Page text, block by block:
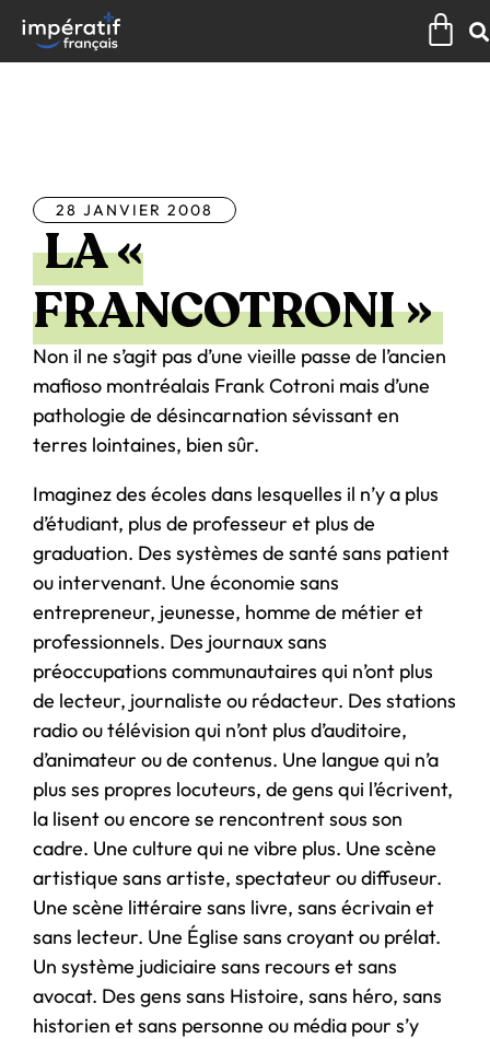
contenu
28 JANVIER 2008
LA «
FRANCOTRONI »
Non il ne s’agit pas d’une vieille passe de l’ancien
mafioso montréalais Frank Cotroni mais d’une
pathologie de désincarnation sévissant en
terres lointaines, bien sûr.
Imaginez des écoles dans lesquelles il n’y a plus
d’étudiant, plus de professeur et plus de
graduation. Des systèmes de santé sans patient
ou intervenant. Une économie sans
entrepreneur, jeunesse, homme de métier et
professionnels. Des journaux sans
préoccupations communautaires qui n’ont plus
de lecteur, journaliste ou rédacteur. Des stations
radio ou télévision qui n’ont plus d’auditoire,
d’animateur ou de contenus. Une langue qui n’a
plus ses propres locuteurs, de gens qui l’écrivent,
la lisent ou encore se rencontrent sous son
cadre. Une culture qui ne vibre plus. Une scène
artistique sans artiste, spectateur ou diffuseur.
Une scène littéraire sans livre, sans écrivain et
sans lecteur. Une Église sans croyant ou prélat.
Un système judiciaire sans recours et sans
avocat. Des gens sans Histoire, sans héro, sans
historien et sans personne ou média pour s’y